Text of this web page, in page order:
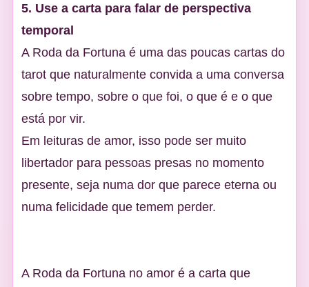
5. Use a carta para falar de perspectiva
temporal
A Roda da Fortuna é uma das poucas cartas do
tarot que naturalmente convida a uma conversa
sobre tempo, sobre o que foi, o que é e o que
está por vir.
Em leituras de amor, isso pode ser muito
libertador para pessoas presas no momento
presente, seja numa dor que parece eterna ou
numa felicidade que temem perder.
A Roda da Fortuna no amor é a carta que